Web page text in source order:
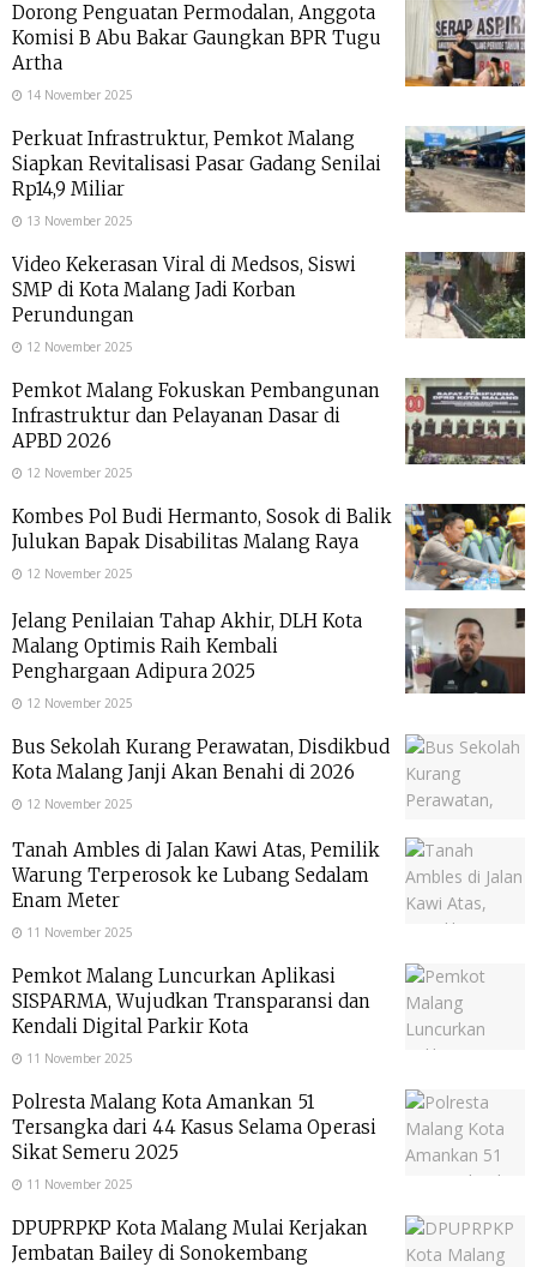
Dorong Penguatan Permodalan, Anggota
Komisi B Abu Bakar Gaungkan BPR Tugu
Artha
14 November 2025
Perkuat Infrastruktur, Pemkot Malang
Siapkan Revitalisasi Pasar Gadang Senilai
Rp14,9 Miliar
13 November 2025
Video Kekerasan Viral di Medsos, Siswi
SMP di Kota Malang Jadi Korban
Perundungan
12 November 2025
Pemkot Malang Fokuskan Pembangunan
Infrastruktur dan Pelayanan Dasar di
APBD 2026
12 November 2025
Kombes Pol Budi Hermanto, Sosok di Balik
Julukan Bapak Disabilitas Malang Raya
12 November 2025
Jelang Penilaian Tahap Akhir, DLH Kota
Malang Optimis Raih Kembali
Penghargaan Adipura 2025
12 November 2025
Bus Sekolah Kurang Perawatan, Disdikbud
Kota Malang Janji Akan Benahi di 2026
12 November 2025
Tanah Ambles di Jalan Kawi Atas, Pemilik
Warung Terperosok ke Lubang Sedalam
Enam Meter
11 November 2025
Pemkot Malang Luncurkan Aplikasi
SISPARMA, Wujudkan Transparansi dan
Kendali Digital Parkir Kota
11 November 2025
Polresta Malang Kota Amankan 51
Tersangka dari 44 Kasus Selama Operasi
Sikat Semeru 2025
11 November 2025
DPUPRPKP Kota Malang Mulai Kerjakan
Jembatan Bailey di Sonokembang